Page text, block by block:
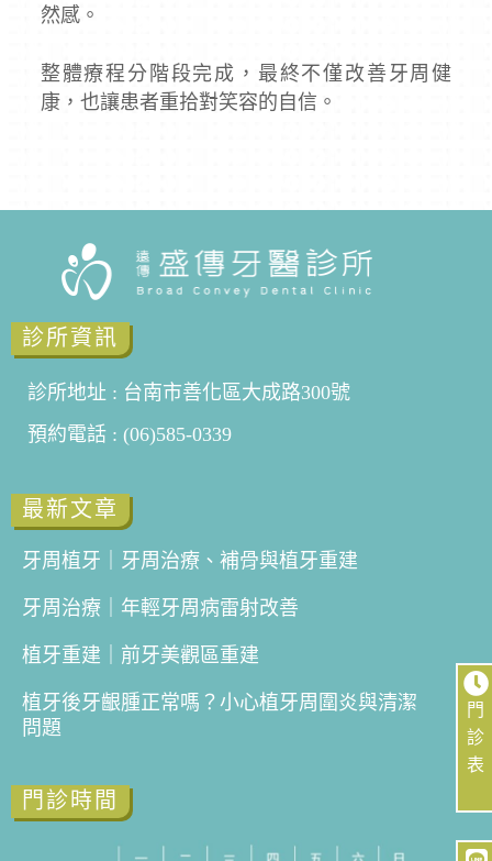
然感。
整體療程分階段完成，最終不僅改善牙周健
康，也讓患者重拾對笑容的自信。
門
診
表
診所資訊
診所地址 : 台南市善化區大成路300號
預約電話 : (06)585-0339
最新文章
牙周植牙｜牙周治療、補骨與植牙重建
牙周治療｜年輕牙周病雷射改善
植牙重建｜前牙美觀區重建
植牙後牙齦腫正常嗎？小心植牙周圍炎與清潔
問題
門診時間